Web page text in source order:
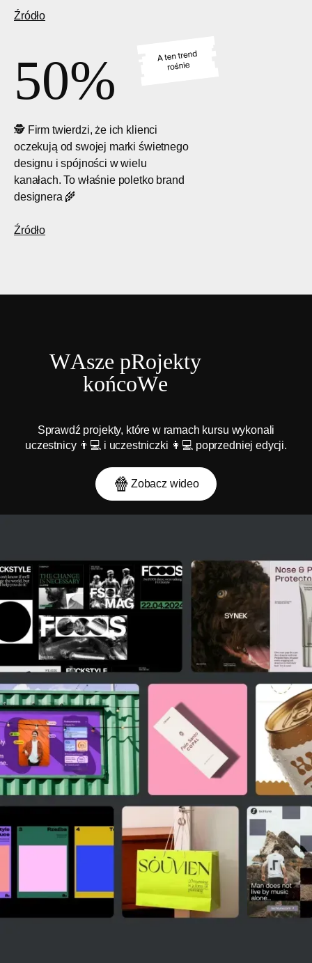
Źródło
50%
🕵️ Firm twierdzi, że ich klienci
oczekują od swojej marki świetnego
designu i spójności w wielu
kanałach. To właśnie poletko brand
designera 🌾
Źródło
WAsze pRojekty
końcoWe
Sprawdź projekty, które w ramach kursu wykonali
uczestnicy 👨💻 i uczestniczki 👩💻 poprzedniej edycji.
🍿 Zobacz wideo